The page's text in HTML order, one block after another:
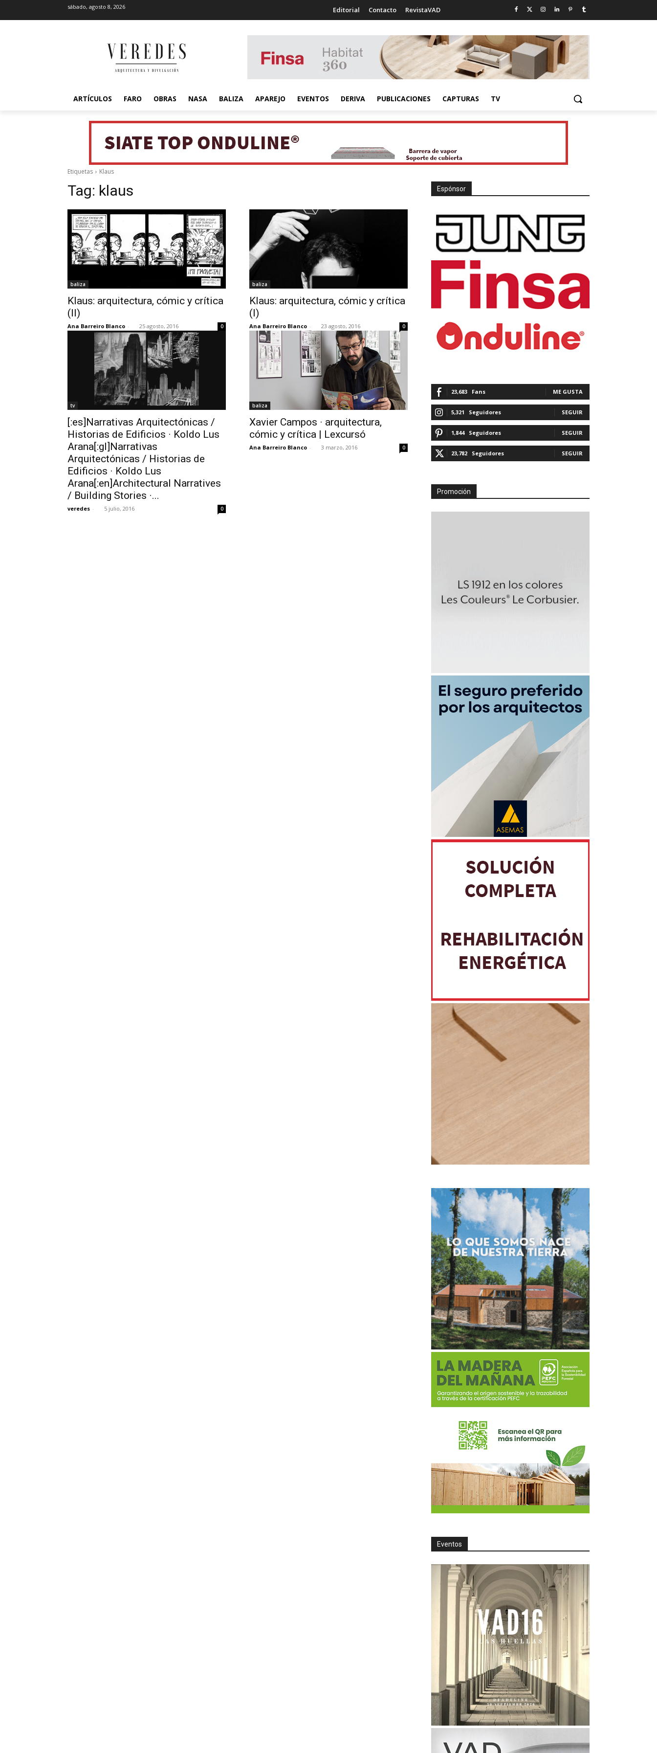
sábado, agosto 8, 2026 Editorial Contacto RevistaVAD
ARTÍCULOS FARO OBRAS NASA BALIZA APAREJO EVENTOS DERIVA PUBLICACIONES CAPTURAS TV
Etiquetas Klaus
Tag: klaus
baliza
Klaus: arquitectura, cómic y crítica
(II)
Ana Barreiro Blanco - 25 agosto, 2016 0
baliza
Klaus: arquitectura, cómic y crítica
(I)
Ana Barreiro Blanco - 23 agosto, 2016 0
tv
[:es]Narrativas Arquitectónicas /
Historias de Edificios · Koldo Lus
Arana[:gl]Narrativas
Arquitectónicas / Historias de
Edificios · Koldo Lus
Arana[:en]Architectural Narratives
/ Building Stories ·...
veredes - 5 julio, 2016 0
baliza
Xavier Campos · arquitectura,
cómic y crítica | Lexcursó
Ana Barreiro Blanco - 3 marzo, 2016 0
Espónsor
23,683 Fans ME GUSTA
5,321 Seguidores SEGUIR
1,844 Seguidores SEGUIR
23,782 Seguidores SEGUIR
Promoción
Eventos